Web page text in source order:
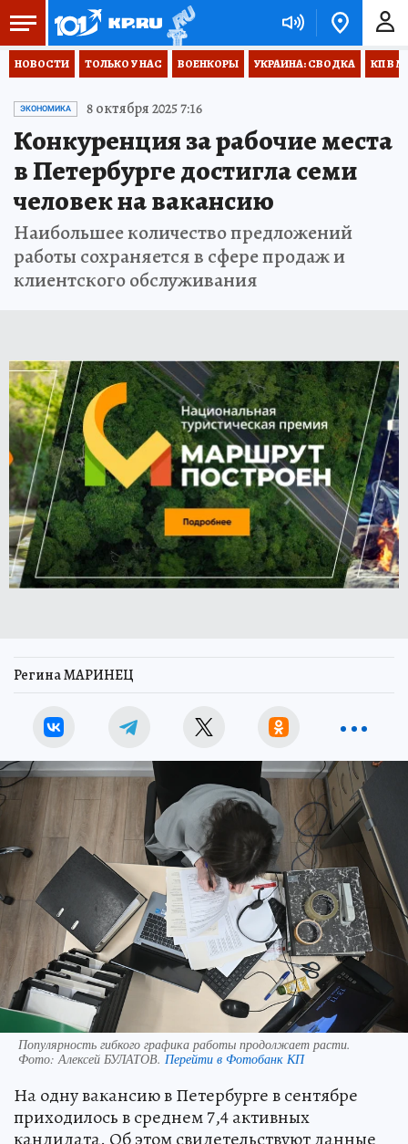
НОВОСТИ ТОЛЬКО У НАС ВОЕНКОРЫ УКРАИНА: СВОДКА КП В
ЭКОНОМИКА 8 октября 2025 7:16
Конкуренция за рабочие места
в Петербурге достигла семи
человек на вакансию
Наибольшее количество предложений
работы сохраняется в сфере продаж и
клиентского обслуживания
Регина МАРИНЕЦ
Популярность гибкого графика работы продолжает расти.
Фото:Алексей БУЛАТОВ. Перейти в Фотобанк КП
На одну вакансию в Петербурге в сентябре
приходилось в среднем 7,4 активных
кандидата. Об этом свидетельствуют данные